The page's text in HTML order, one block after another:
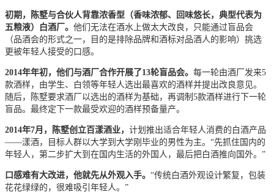
初期，陈墅与合伙人背靠浓香型（香味浓郁、回味悠长，典型代表为
五粮液）白酒厂。 他们无法在酒水上做太大改良，只能通过盲品会
（品酒会的形式之一，目的是排除品牌和酒标对品酒人的影响）挑选
更被年轻人接受的口感。
2014年年初，他们与酒厂合作开展了13轮盲品会。 每一轮由酒厂发来5
款酒样，由学生、白领等年轻人选出最喜欢的酒样并提出改良意见。
随后，陈墅要求酒厂以选出的酒样为基础，再调制5款酒样进行下一轮
盲品。最终定下一款最受欢迎的酒样预备量产。
2014年7月，陈墅创立百漾酒业， 计划推出适合年轻人消费的白酒产品
——漾酒，目标人群以大学到大学刚毕业的男性为主。“先抓住国内的
年轻人，第二步扩大到在国内生活的外国人，最后把白酒推向国外。”
口感难有大改进，他就先从外观入手。 “传统白酒外观设计繁复，包装
花花绿绿的，很难吸引年轻人。”